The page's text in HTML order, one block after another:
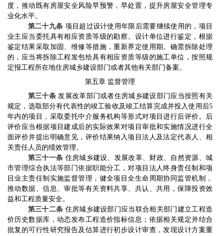
度，推动既有房屋安全风险早预警，早处置，提升房屋安全管理专
业化水平。
第二十九条 项目超过设计使用年限后需要继续使用的，项目
业主应当委托具有相应资质等级的勘察、设计单位进行鉴定，根据
鉴定结果采取加固、维修等措施，重新界定使用期。确需拆除处理
的，应当将拆除工程发包给具有相应资质等级的施工单位，按照规
定报工程所在地住房城乡建设部门或者其他有关部门备案。
第五章 监督管理
第三十条 发展改革部门或者住房城乡建设部门应当按照有关
规定，选取部分有代表性的竣工验收及竣工结算完成并投入使用后5
年内的项目，采取委托中介服务机构等形式对项目进行后评价。后
评价应当根据项目建成后的实际效果对项目审批和实施情况进行全
面评价并提出明确意见，评价结果纳入项目法人及法定代表人、相
关责任人员的绩效管理。
第三十一条 住房城乡建设、发展改革、财政、自然资源、城
市管理综合执法等部门依据职能分工，对项目法人终身责任制和项
目业主责任制实施监督管理，健全项目全生命周期协同监管机制，
推动数据、信息、审批等有关资料共享、共认、共用，保障投资效
益和工程质量安全。
第三十二条 住房城乡建设部门应当联合相关部门建立工程造
价历史数据库， 动态发布工程造价指标信息； 依据相关规定并结合
批复的可行性研究报告及估算进行初步设计审查，发现设计方案重